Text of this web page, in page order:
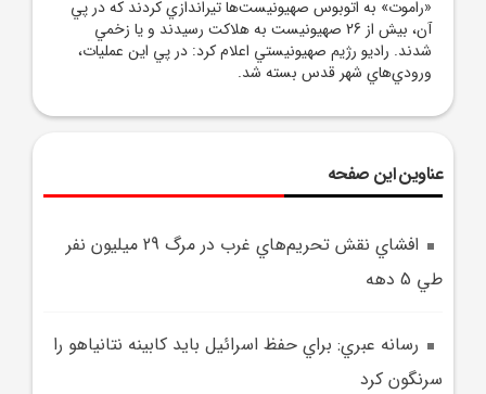
«راموت» به اتوبوس صهيونيست‌ها تيراندازي کردند که در پي
آن، بيش از 26 صهيونيست به هلاکت رسيدند و يا زخمي
شدند. راديو رژيم صهيونيستي اعلام کرد: در پي اين عمليات،
ورودي‌هاي شهر قدس بسته شد.
عناوین این صفحه
افشاي نقش تحريم‌هاي غرب در مرگ 29 ميليون نفر
طي 5 دهه
رسانه عبري: براي حفظ اسرائيل بايد کابينه نتانياهو را
سرنگون کرد